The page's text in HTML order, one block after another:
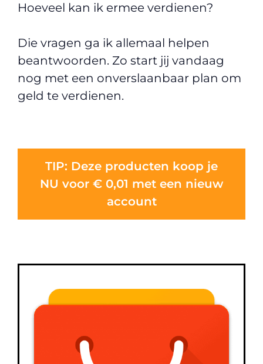
Hoeveel kan ik ermee verdienen?
Die vragen ga ik allemaal helpen
beantwoorden. Zo start jij vandaag
nog met een onverslaanbaar plan om
geld te verdienen.
TIP: Deze producten koop je
NU voor € 0,01 met een nieuw
account